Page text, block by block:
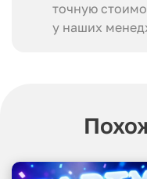
точную
у наших